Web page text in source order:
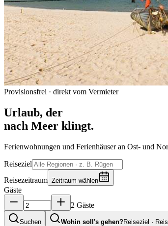
Provisionsfrei · direkt vom Vermieter
Urlaub, der
nach Meer klingt.
Ferienwohnungen und Ferienhäuser an Ost- und
Reiseziel
Reisezeitraum Zeitraum wählen
Gäste
2 Gäste
Suchen Wohin soll's gehen?Reiseziel ·